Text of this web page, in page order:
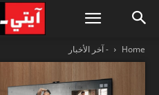
Home - آخر الأخبار